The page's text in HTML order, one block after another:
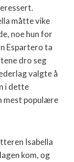
måtte vike
noe hun for
Espartero ta
dro seg
valgte å
i dette
mest populære
Isabella
kom, og